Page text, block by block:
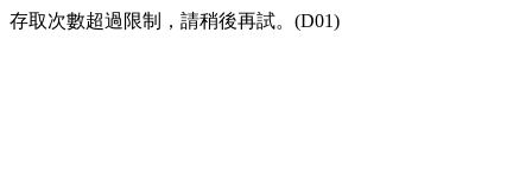
存取次數超過限制，請稍後再試。(D01)